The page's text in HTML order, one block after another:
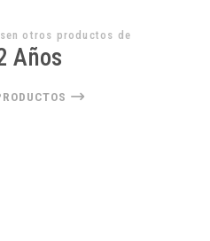
otros productos de
Años